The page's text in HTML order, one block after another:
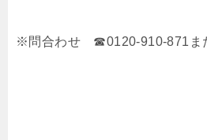
※問合わせ ☎0120-910-871ま